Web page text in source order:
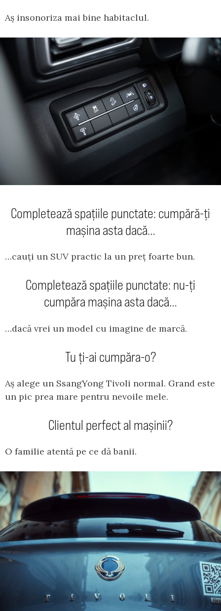
Aș insonoriza mai bine habitaclul.
Completează spațiile punctate: cumpără-ți
mașina asta dacă…
…cauți un SUV practic la un preț foarte bun.
Completează spațiile punctate: nu-ți
cumpăra mașina asta dacă…
…dacă vrei un model cu imagine de marcă.
Tu ți-ai cumpăra-o?
Aș alege un SsangYong Tivoli normal. Grand este
un pic prea mare pentru nevoile mele.
Clientul perfect al mașinii?
O familie atentă pe ce dă banii.